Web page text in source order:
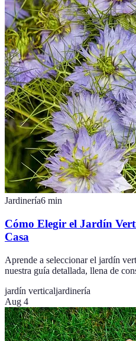
Jardinería6 min
Cómo Elegir el Jardín
Casa
Aprende a seleccionar el jardín
nuestra guía detallada, llena de
jardín verticaljardinería
Aug 4